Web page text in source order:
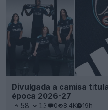
Divulgada a camisa
época 2026-27
58 13 0 8.4K 19h